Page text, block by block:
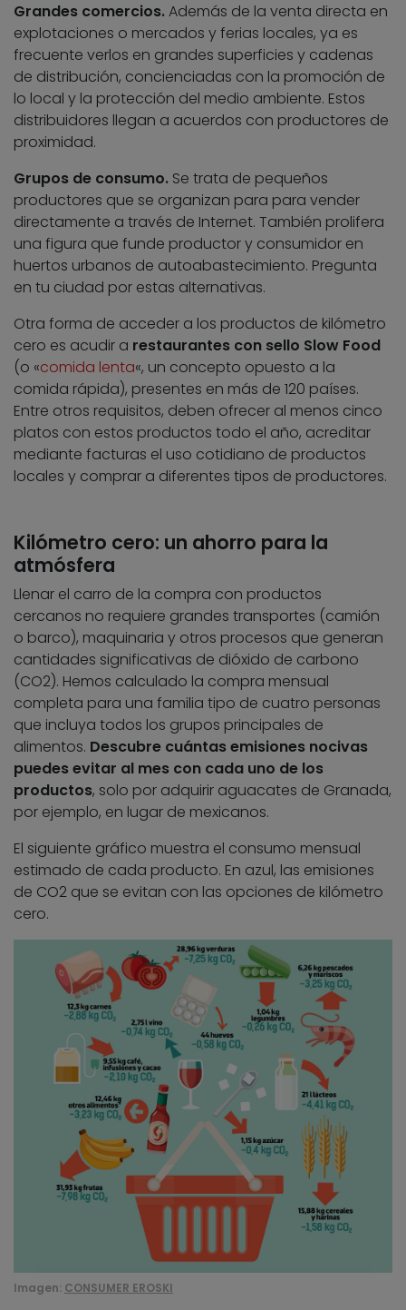
Grandes comercios.Además de la venta directa en
explotaciones o mercados y ferias locales, ya es
frecuente verlos en grandes superficies y cadenas
de distribución, concienciadas con la promoción de
lo local y la protección del medio ambiente. Estos
distribuidores llegan a acuerdos con productores de
proximidad.
Grupos de consumo. Se trata de pequeños
productores que se organizan para para vender
directamente a través de Internet. También prolifera
una figura que funde productor y consumidor en
huertos urbanos de autoabastecimiento. Pregunta
en tu ciudad por estas alternativas.
Otra forma de acceder a los productos de kilómetro
cero es acudir a restaurantes con sello Slow Food
(o «comida lenta«, un concepto opuesto a la
comida rápida), presentes en más de 120 países.
Entre otros requisitos, deben ofrecer al menos cinco
platos con estos productos todo el año, acreditar
mediante facturas el uso cotidiano de productos
locales y comprar a diferentes tipos de productores.
Kilómetro cero: un ahorro para la
atmósfera
Llenar el carro de la compra con productos
cercanos no requiere grandes transportes (camión
o barco), maquinaria y otros procesos que generan
cantidades significativas de dióxido de carbono
(CO2). Hemos calculado la compra mensual
completa para una familia tipo de cuatro personas
que incluya todos los grupos principales de
alimentos. Descubre cuántas emisiones nocivas
puedes evitar al mes con cada uno de los
productos, solo por adquirir aguacates de Granada,
por ejemplo, en lugar de mexicanos.
El siguiente gráfico muestra el consumo mensual
estimado de cada producto. En azul, las emisiones
de CO2 que se evitan con las opciones de kilómetro
cero.
Imagen: CONSUMER EROSKI